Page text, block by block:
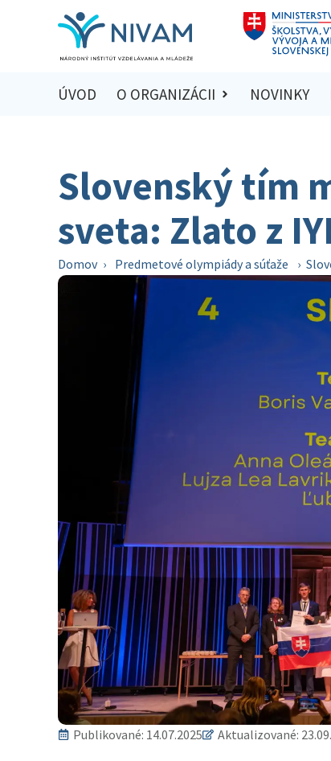
ÚVOD O ORGANIZÁCII NOVINKY
Slovenský tím
sveta: Zlato z
Domov › Predmetové olympiády a súťaže ›
Publikované: 14.07.2025 Aktualizované: